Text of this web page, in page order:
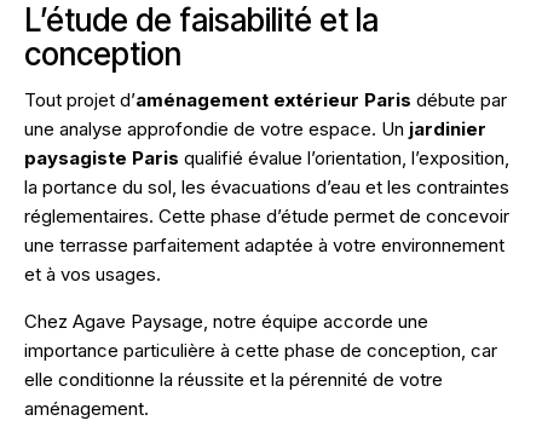
L’étude de faisabilité et la
conception
Tout projet d’aménagement extérieur Paris débute par
une analyse approfondie de votre espace. Un jardinier
paysagiste Paris qualifié évalue l’orientation, l’exposition,
la portance du sol, les évacuations d’eau et les contraintes
réglementaires. Cette phase d’étude permet de concevoir
une terrasse parfaitement adaptée à votre environnement
et à vos usages.
Chez Agave Paysage, notre équipe accorde une
importance particulière à cette phase de conception, car
elle conditionne la réussite et la pérennité de votre
aménagement.